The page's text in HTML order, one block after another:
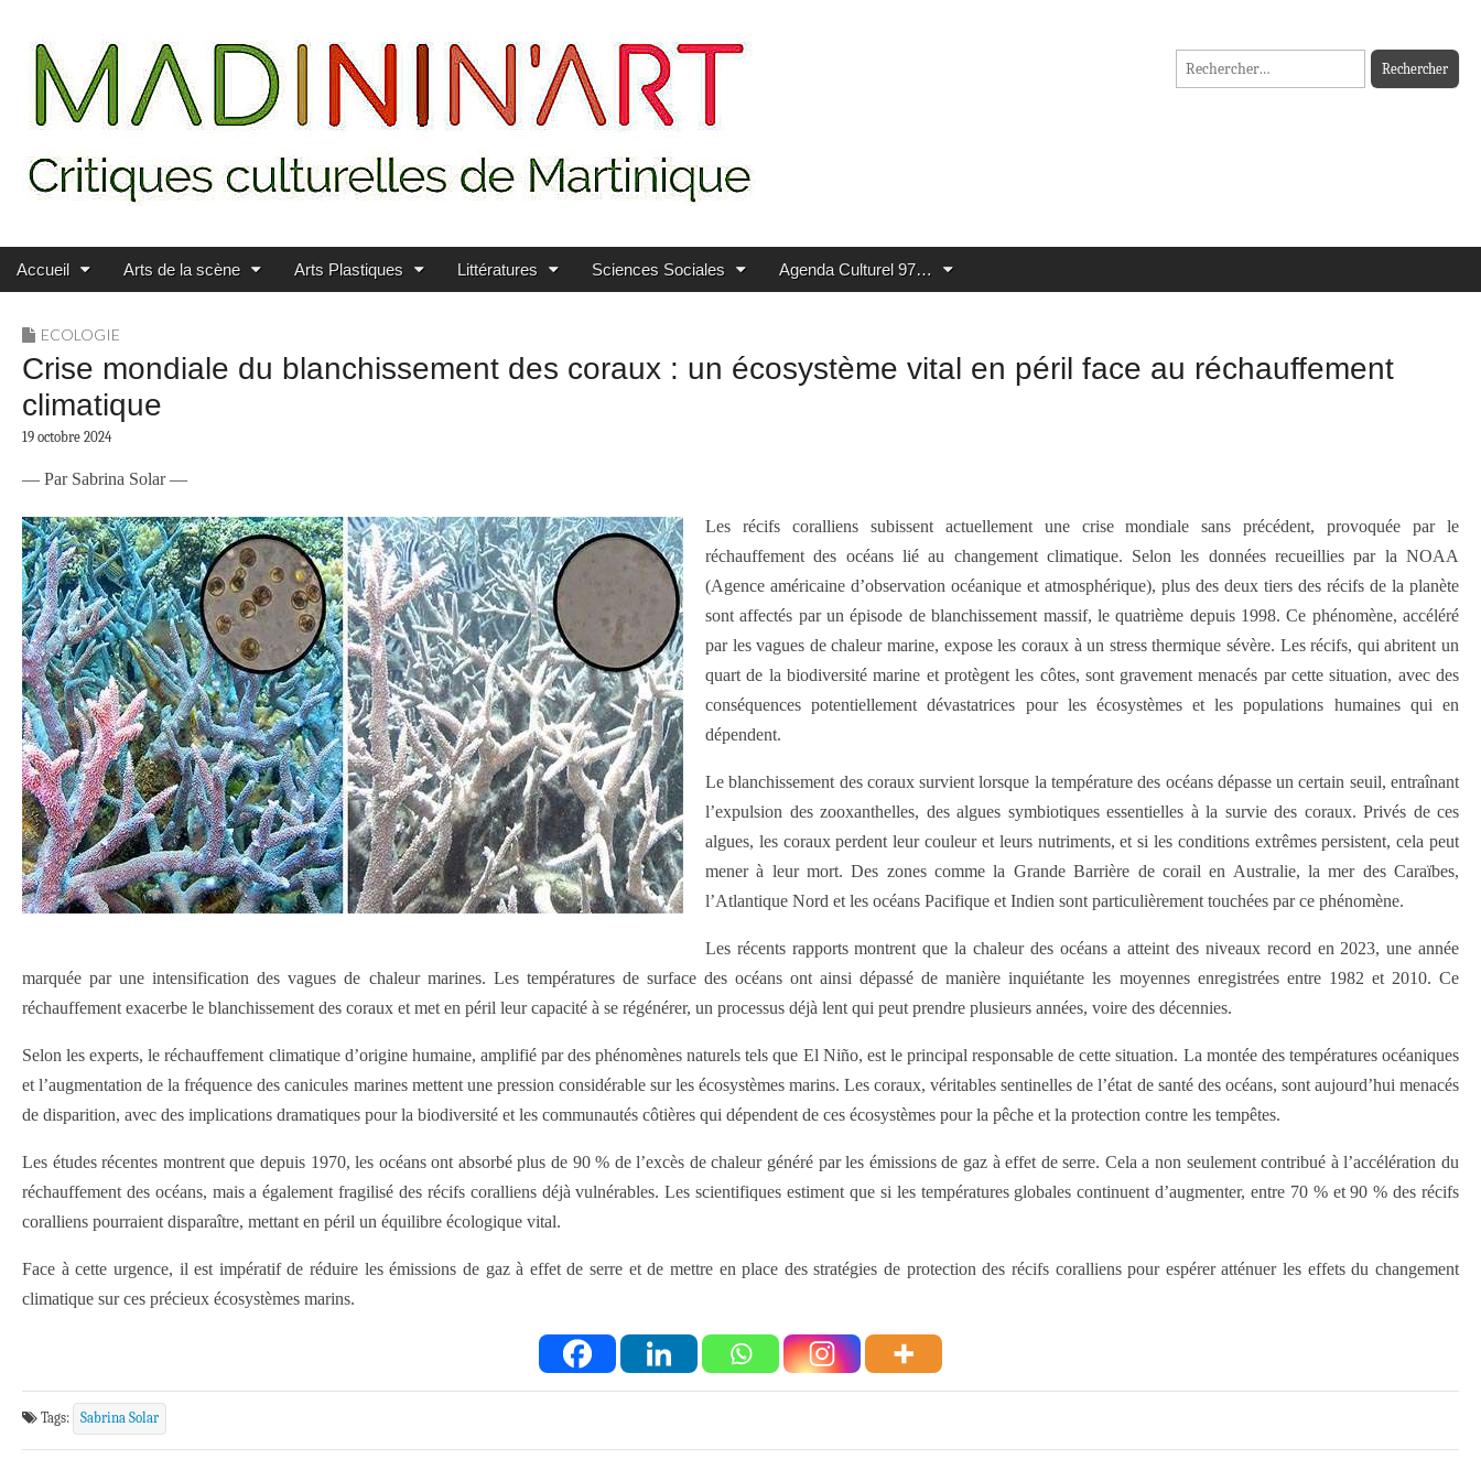
MADININ'ART
Rechercher :
Main menu
Skip to content
Accueil Arts de la scène Arts Plastiques Littératures Sciences Sociales Agenda Culturel 97…
ECOLOGIE
Crise mondiale du blanchissement des coraux : un écosystème vital en péril face au réchauffement
climatique
19 octobre 2024
— Par Sabrina Solar —
Les récifs coralliens subissent actuellement une crise mondiale sans précédent, provoquée par le
réchauffement des océans lié au changement climatique. Selon les données recueillies par la NOAA
(Agence américaine d’observation océanique et atmosphérique), plus des deux tiers des récifs de la planète
sont affectés par un épisode de blanchissement massif, le quatrième depuis 1998. Ce phénomène, accéléré
par les vagues de chaleur marine, expose les coraux à un stress thermique sévère. Les récifs, qui abritent un
quart de la biodiversité marine et protègent les côtes, sont gravement menacés par cette situation, avec des
conséquences potentiellement dévastatrices pour les écosystèmes et les populations humaines qui en
dépendent.
Le blanchissement des coraux survient lorsque la température des océans dépasse un certain seuil, entraînant
l’expulsion des zooxanthelles, des algues symbiotiques essentielles à la survie des coraux. Privés de ces
algues, les coraux perdent leur couleur et leurs nutriments, et si les conditions extrêmes persistent, cela peut
mener à leur mort. Des zones comme la Grande Barrière de corail en Australie, la mer des Caraïbes,
l’Atlantique Nord et les océans Pacifique et Indien sont particulièrement touchées par ce phénomène.
Les récents rapports montrent que la chaleur des océans a atteint des niveaux record en 2023, une année
marquée par une intensification des vagues de chaleur marines. Les températures de surface des océans ont ainsi dépassé de manière inquiétante les moyennes enregistrées entre 1982 et 2010. Ce
réchauffement exacerbe le blanchissement des coraux et met en péril leur capacité à se régénérer, un processus déjà lent qui peut prendre plusieurs années, voire des décennies.
Selon les experts, le réchauffement climatique d’origine humaine, amplifié par des phénomènes naturels tels que El Niño, est le principal responsable de cette situation. La montée des températures océaniques
et l’augmentation de la fréquence des canicules marines mettent une pression considérable sur les écosystèmes marins. Les coraux, véritables sentinelles de l’état de santé des océans, sont aujourd’hui menacés
de disparition, avec des implications dramatiques pour la biodiversité et les communautés côtières qui dépendent de ces écosystèmes pour la pêche et la protection contre les tempêtes.
Les études récentes montrent que depuis 1970, les océans ont absorbé plus de 90 % de l’excès de chaleur généré par les émissions de gaz à effet de serre. Cela a non seulement contribué à l’accélération du
réchauffement des océans, mais a également fragilisé des récifs coralliens déjà vulnérables. Les scientifiques estiment que si les températures globales continuent d’augmenter, entre 70 % et 90 % des récifs
coralliens pourraient disparaître, mettant en péril un équilibre écologique vital.
Face à cette urgence, il est impératif de réduire les émissions de gaz à effet de serre et de mettre en place des stratégies de protection des récifs coralliens pour espérer atténuer les effets du changement
climatique sur ces précieux écosystèmes marins.
Tags: Sabrina Solar